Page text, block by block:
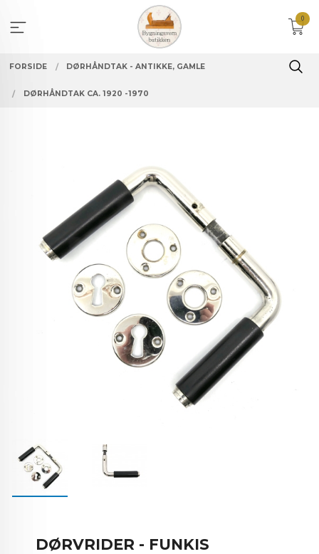
innholdet
0
FORSIDE DØRHÅNDTAK - ANTIKKE, GAMLE
DØRHÅNDTAK CA. 1920 -1970
DØRVRIDER - FUNKIS